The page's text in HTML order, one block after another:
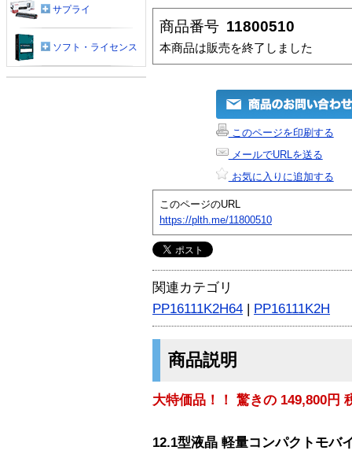
商品番号 11800510
本商品は販売を終了しました
このページを印刷する
メールでURLを送る
お気に入りに追加する
このページのURL
https://plth.me/11800510
関連カテゴリ
PP16111K2H64 | PP16111K2H
商品説明
大特価品！！ 驚きの 149,800円
12.1型液晶 軽量コンパクトモバ
サプライ
ソフト・ライセンス